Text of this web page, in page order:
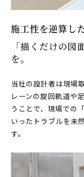
施工性を逆算し
「描くだけの図
を。
当社の設計者は現場
レーンの旋回軌道や
うことで、現場での
いったトラブルを未
す。